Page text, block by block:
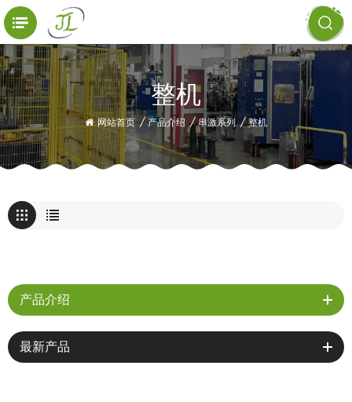
整机
网站首页 / 产品介绍 / 串激系列 / 整机
产品介绍
最新产品